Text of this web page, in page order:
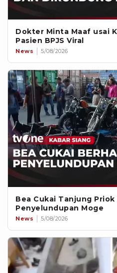
Dokter Minta Maaf usai
Pasien BPJS Viral
News 5/08/2026
Bea Cukai Tanjung Priok
Penyelundupan Moge
News 5/08/2026